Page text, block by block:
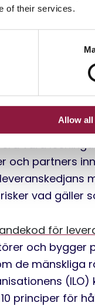
of their services.
Allow all
av
och
med de
våra
och partners
vad gäller
för
och bygger
de mänskliga
(ILO)
principer för